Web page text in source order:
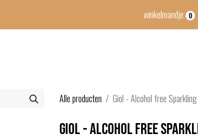
winkelmandje 0
Alle producten Giol - Alcohol free Sparkling
Giol - Alcohol free